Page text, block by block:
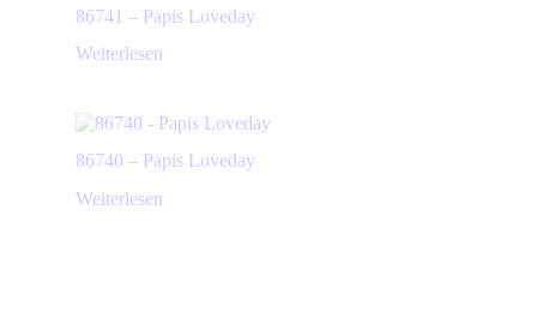
86741 – Papis Loveday
Weiterlesen
86740 – Papis Loveday
Weiterlesen